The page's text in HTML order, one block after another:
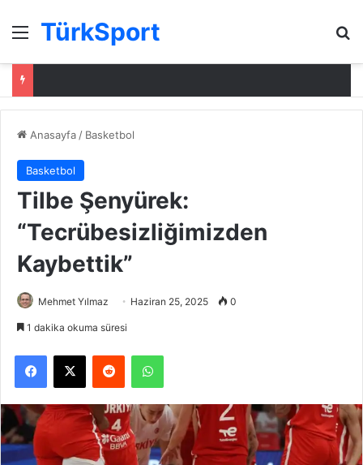
Menü
TürkSport
Anasayfa / Basketbol
Basketbol
Tilbe Şenyürek:
“Tecrübesizliğimizden
Kaybettik”
Mehmet Yılmaz Haziran 25, 2025 0
1 dakika okuma süresi
Facebook
X Reddit WhatsApp